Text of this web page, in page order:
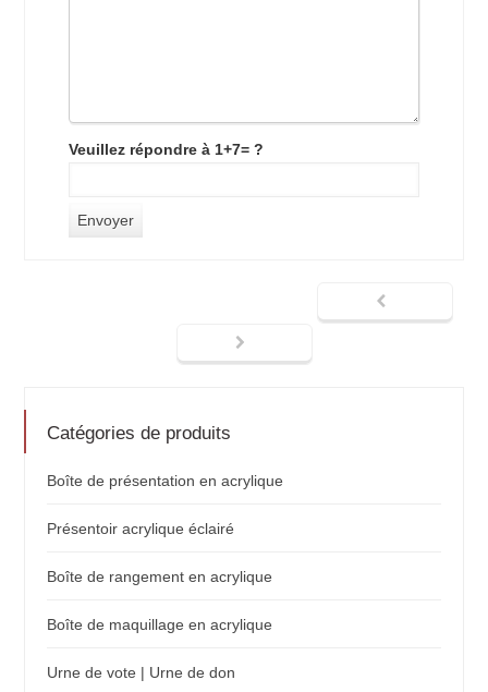
Veuillez répondre à 1+7= ?
Catégories de produits
Boîte de présentation en acrylique
Présentoir acrylique éclairé
Boîte de rangement en acrylique
Boîte de maquillage en acrylique
Urne de vote | Urne de don